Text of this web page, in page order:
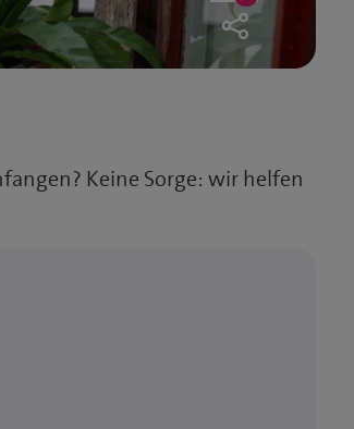
likes
Keine Sorge: wir helfen